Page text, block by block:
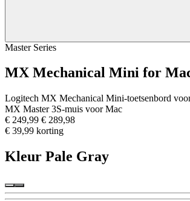
Master Series
MX Mechanical Mini for
Logitech MX Mechanical Mini-toetsenbord
MX Master 3S-muis voor Mac
€ 249,99 € 289,98
€ 39,99 korting
Kleur Pale Gray